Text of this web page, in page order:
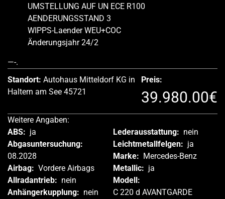
UMSTELLUNG AUF UN ECE R100
AENDERUNGSSTAND 3
WIPPS-Laender WEU+COC
Änderungsjahr 24/2
—-.
Standort: Autohaus Mitteldorf KG in
Haltern am See 45721
Preis:
39.980.00€
Weitere Angaben:
ABS: ja
Abgasuntersuchung:
08.2028
Airbag: Vordere Airbags
Allradantrieb: nein
Anhängerkupplung: nein
Lederausstattung: nein
Leichtmetallfelgen: ja
Marke: Mercedes-Benz
Metallic: ja
Modell:
C 220 d AVANTGARDE